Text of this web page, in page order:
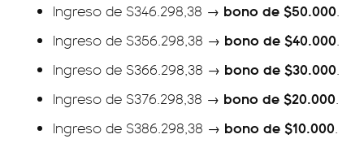
Ingreso de $346.298,38 → bono de $50.000.
Ingreso de $356.298,38 → bono de $40.000.
Ingreso de $366.298,38 → bono de $30.000.
Ingreso de $376.298,38 → bono de $20.000.
Ingreso de $386.298,38 → bono de $10.000.